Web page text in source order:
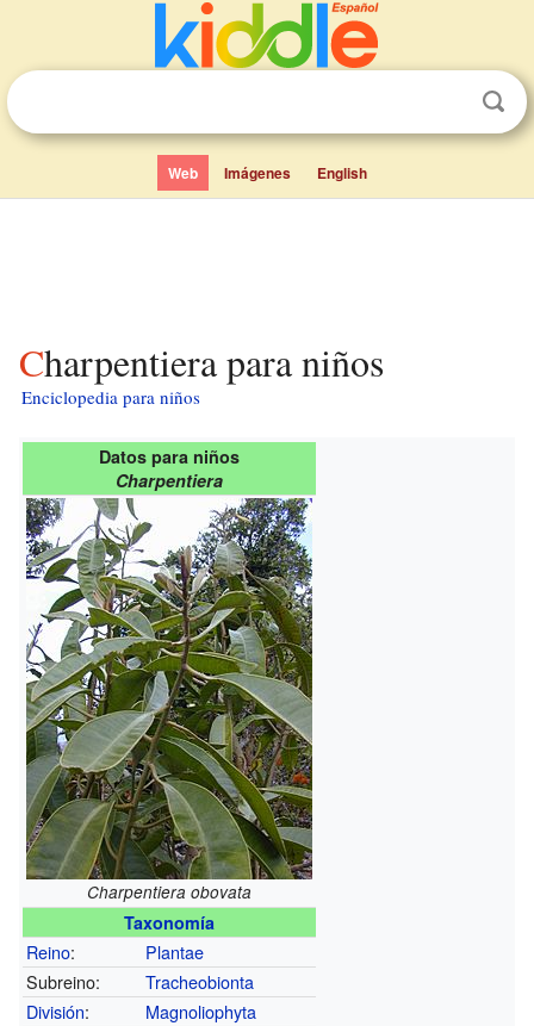
Web Imágenes English
Charpentiera para niños
Enciclopedia para niños
Datos para niños
Charpentiera
Charpentiera obovata
Taxonomía
Reino:
Plantae
Subreino:
Tracheobionta
División:
Magnoliophyta